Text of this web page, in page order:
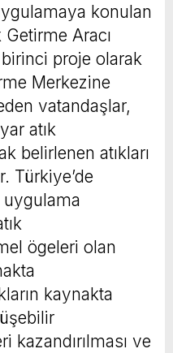
konulan
Getirme Aracı
birinci proje olarak
Merkezine
vatandaşlar,
atık
belirlenen atıkları
Türkiye’de
uygulama
ögeleri olan
kaynakta
kazandırılması ve